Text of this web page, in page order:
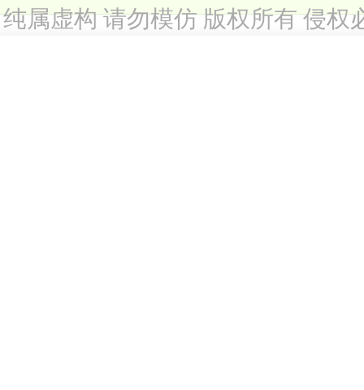
纯属虚构 请勿模仿 版权所有 侵权